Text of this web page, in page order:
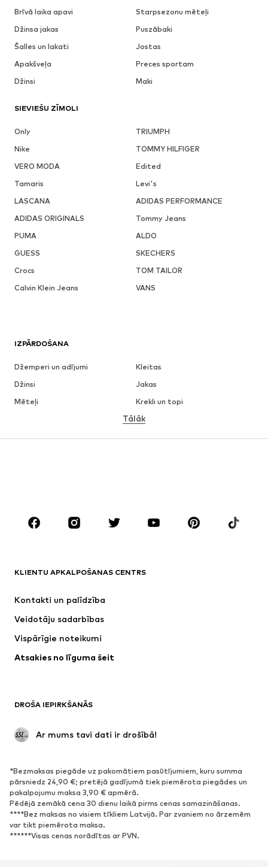
Brīvā laika apavi
Starpsezonu mēteļi
Džinsa jakas
Puszābaki
Šalles un lakati
Jostas
Apakšveļa
Preces sportam
Džinsi
Maki
SIEVIEŠU ZĪMOLI
Only
TRIUMPH
Nike
TOMMY HILFIGER
VERO MODA
Edited
Tamaris
Levi's
LASCANA
ADIDAS PERFORMANCE
ADIDAS ORIGINALS
Tommy Jeans
PUMA
ALDO
GUESS
SKECHERS
Crocs
TOM TAILOR
Calvin Klein Jeans
VANS
IZPĀRDOŠANA
Džemperi un adījumi
Kleitas
Džinsi
Jakas
Mēteļi
Krekli un topi
Apakšveļa
Svārki
Blūzes un tunikas
Aksesuāri
Premium
Jaunumi
Šobrīd populāri
Apakšveļa
Mēteļi
Svinības
Ekskluzīvi
APAVI
Jaunumi
Šobrīd populāri
Brīvā laika apavi
Puszābaki
Augstpapēžu apavi
Zābaki
Tālāk
KLIENTU APKALPOŠANAS CENTRS
Kontakti un palīdzība
Veidotāju sadarbības
Vispārīgie noteikumi
Atsakies no līguma šeit
DROŠA IEPIRKŠANĀS
Ar mums tavi dati ir drošībā!
*Bezmaksas piegāde uz pakomātiem pasūtījumiem, kuru summa
pārsniedz 24,90 €; pretējā gadījumā tiek piemērota piegādes un
pakalpojumu maksa 3,90 € apmērā.
Pēdējā zemākā cena 30 dienu laikā pirms cenas samazināšanas.
****Bez maksas no visiem tīkliem Latvijā. Par zvaniem no ārzemēm
var tikt piemērota maksa.
******Visas cenas norādītas ar PVN.